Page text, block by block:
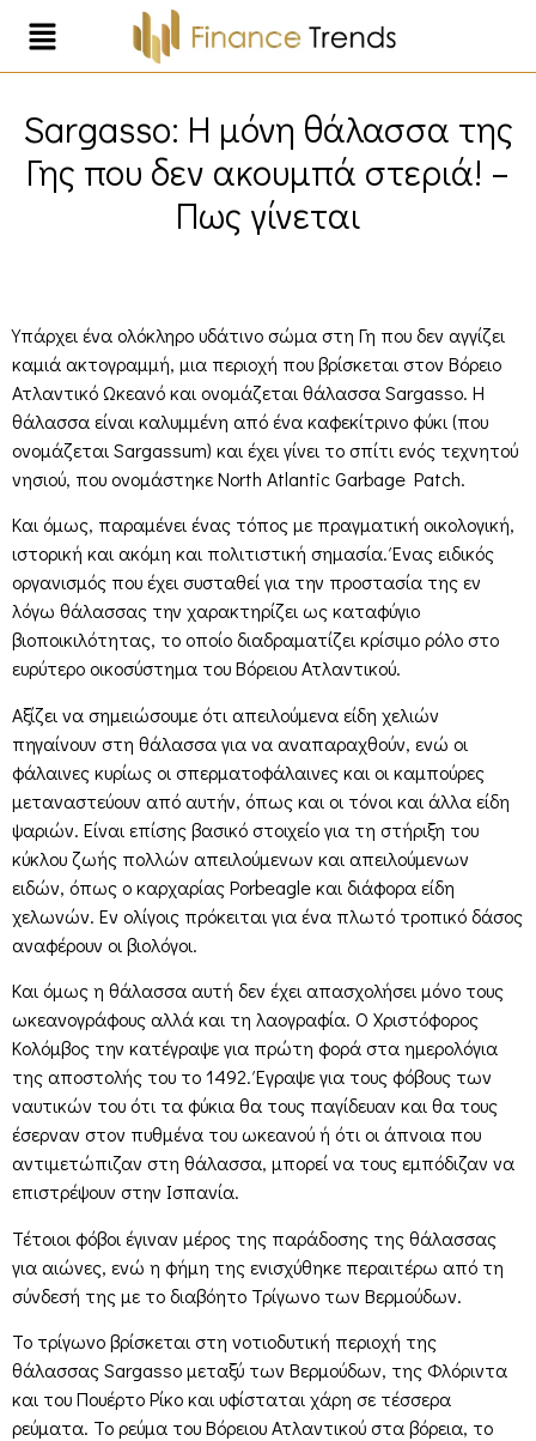
Sargasso: Η μόνη θάλασσα της
Γης που δεν ακουμπά στεριά! –
Πως γίνεται
Υπάρχει ένα ολόκληρο υδάτινο σώμα στη Γη που δεν αγγίζει
καμιά ακτογραμμή, μια περιοχή που βρίσκεται στον Βόρειο
Ατλαντικό Ωκεανό και ονομάζεται θάλασσα Sargasso. Η
θάλασσα είναι καλυμμένη από ένα καφεκίτρινο φύκι (που
ονομάζεται Sargassum) και έχει γίνει το σπίτι ενός τεχνητού
νησιού, που ονομάστηκε North Atlantic Garbage Patch.
Και όμως, παραμένει ένας τόπος με πραγματική οικολογική,
ιστορική και ακόμη και πολιτιστική σημασία. Ένας ειδικός
οργανισμός που έχει συσταθεί για την προστασία της εν
λόγω θάλασσας την χαρακτηρίζει ως καταφύγιο
βιοποικιλότητας, το οποίο διαδραματίζει κρίσιμο ρόλο στο
ευρύτερο οικοσύστημα του Βόρειου Ατλαντικού.
Αξίζει να σημειώσουμε ότι απειλούμενα είδη χελιών
πηγαίνουν στη θάλασσα για να αναπαραχθούν, ενώ οι
φάλαινες κυρίως οι σπερματοφάλαινες και οι καμπούρες
μεταναστεύουν από αυτήν, όπως και οι τόνοι και άλλα είδη
ψαριών. Είναι επίσης βασικό στοιχείο για τη στήριξη του
κύκλου ζωής πολλών απειλούμενων και απειλούμενων
ειδών, όπως ο καρχαρίας Porbeagle και διάφορα είδη
χελωνών. Εν ολίγοις πρόκειται για ένα πλωτό τροπικό δάσος
αναφέρουν οι βιολόγοι.
Και όμως η θάλασσα αυτή δεν έχει απασχολήσει μόνο τους
ωκεανογράφους αλλά και τη λαογραφία. Ο Χριστόφορος
Κολόμβος την κατέγραψε για πρώτη φορά στα ημερολόγια
της αποστολής του το 1492. Έγραψε για τους φόβους των
ναυτικών του ότι τα φύκια θα τους παγίδευαν και θα τους
έσερναν στον πυθμένα του ωκεανού ή ότι οι άπνοια που
αντιμετώπιζαν στη θάλασσα, μπορεί να τους εμπόδιζαν να
επιστρέψουν στην Ισπανία.
Τέτοιοι φόβοι έγιναν μέρος της παράδοσης της θάλασσας
για αιώνες, ενώ η φήμη της ενισχύθηκε περαιτέρω από τη
σύνδεσή της με το διαβόητο Τρίγωνο των Βερμούδων.
Το τρίγωνο βρίσκεται στη νοτιοδυτική περιοχή της
θάλασσας Sargasso μεταξύ των Βερμούδων, της Φλόριντα
και του Πουέρτο Ρίκο και υφίσταται χάρη σε τέσσερα
ρεύματα. Το ρεύμα του Βόρειου Ατλαντικού στα βόρεια, το